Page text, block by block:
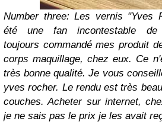
Number three: Les vernis "Yves
été une fan incontestable de
toujours commandé mes produit
corps maquillage, chez eux. Ce
très bonne qualité. Je vous
yves rocher. Le rendu est très
couches. Acheter sur internet,
je ne sais pas le prix je les avait